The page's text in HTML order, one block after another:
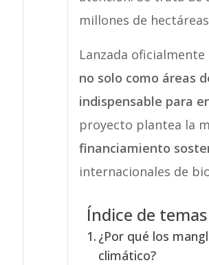
millones de
Lanzada oficialmente
no solo como áreas
indispensable para
proyecto plantea la
financiamiento
internacionales de
Índice de temas
¿Por qué los
climático?